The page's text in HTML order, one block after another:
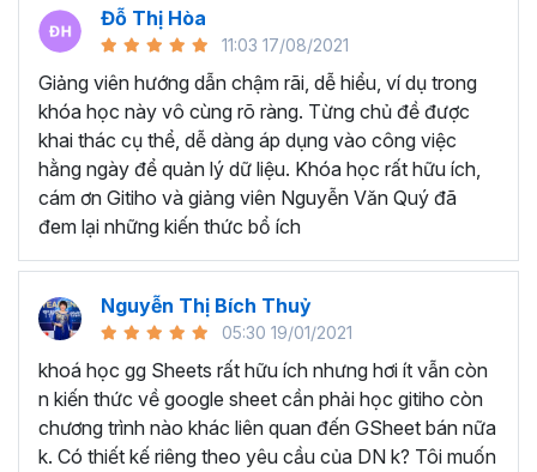
Học viên nói gì về chương
trình này:
“Lúc chưa học nhìn vào công việc rất mơ hồ. Sau
khi được học em đã được thông não. Cảm ơn
Thầy đã tạo ra một khóa học Google Sheet vô
cùng ý nghĩa. Với những kiến thức vừa học được
giúp phần cải thiện công việc văn phòng của em
rất nhiều.”
“Giảng viên hướng dẫn chậm rãi, dễ hiểu, ví dụ
rõ ràng. Từng chủ đề được khai thác cụ thể, dễ
dàng áp dụng vào công việc hằng ngày để quản
lý dữ liệu. Khóa học rất hữu ích, cám ơn Gitiho và
giảng viên Nguyễn Văn Quý đã đem lại những
kiến thức bổ ích”
Đỗ Thị Hòa
11:03 17/08/2021
Giảng viên hướng dẫn chậm rãi, dễ hiểu, ví dụ trong
khóa học này vô cùng rõ ràng. Từng chủ đề được
khai thác cụ thể, dễ dàng áp dụng vào công việc
hằng ngày để quản lý dữ liệu. Khóa học rất hữu ích,
cám ơn Gitiho và giảng viên Nguyễn Văn Quý đã
đem lại những kiến thức bổ ích
Nguyễn Thị Bích Thuỷ
05:30 19/01/2021
khoá học gg Sheets rất hữu ích nhưng hơi ít vẫn còn
n kiến thức về google sheet cần phải học gitiho còn
chương trình nào khác liên quan đến GSheet bán nữa
k. Có thiết kế riêng theo yêu cầu của DN k? Tôi muốn